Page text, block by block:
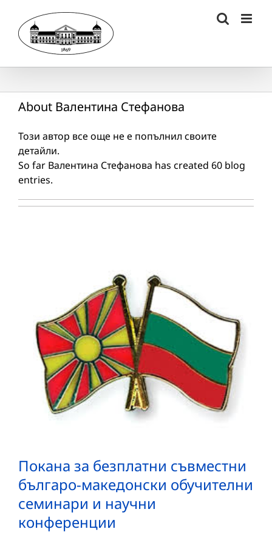
content
About Валентина Стефанова
Този автор все още не е попълнил своите
детайли.
So far Валентина Стефанова has created 60 blog
entries.
Покана за безплатни съвместни
българо-македонски обучителни
семинари и научни
конференции